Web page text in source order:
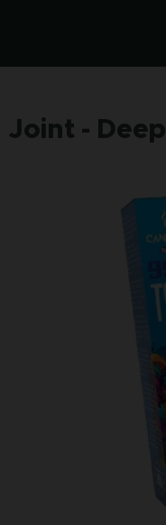
Joint -